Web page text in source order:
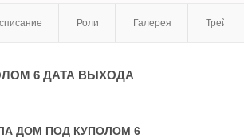
Роли Галерея
6ДАТА ВЫХОДА
ДОМ ПОД КУПОЛОМ 6